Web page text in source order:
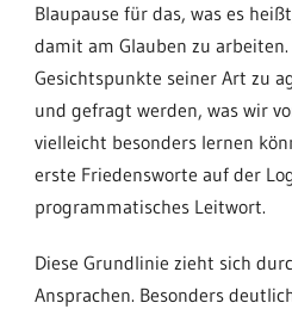
Blaupause für das, was es
damit am Glauben zu
Gesichtspunkte seiner Art zu
und gefragt werden, was wir
vielleicht besonders lernen
erste Friedensworte auf der
programmatisches Leitwort.
Diese Grundlinie zieht sich
Ansprachen. Besonders